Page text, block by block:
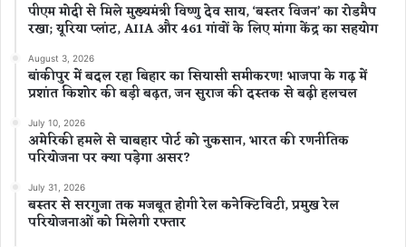
पीएम मोदी से मिले मुख्यमंत्री विष्णु देव साय, ‘बस्तर विजन’ का रोडमैप
रखा; यूरिया प्लांट, AIIA और 461 गांवों के लिए मांगा केंद्र का सहयोग
August 3, 2026
बांकीपुर में बदल रहा बिहार का सियासी समीकरण! भाजपा के गढ़ में
प्रशांत किशोर की बड़ी बढ़त, जन सुराज की दस्तक से बढ़ी हलचल
July 10, 2026
अमेरिकी हमले से चाबहार पोर्ट को नुकसान, भारत की रणनीतिक
परियोजना पर क्या पड़ेगा असर?
July 31, 2026
बस्तर से सरगुजा तक मजबूत होगी रेल कनेक्टिविटी, प्रमुख रेल
परियोजनाओं को मिलेगी रफ्तार